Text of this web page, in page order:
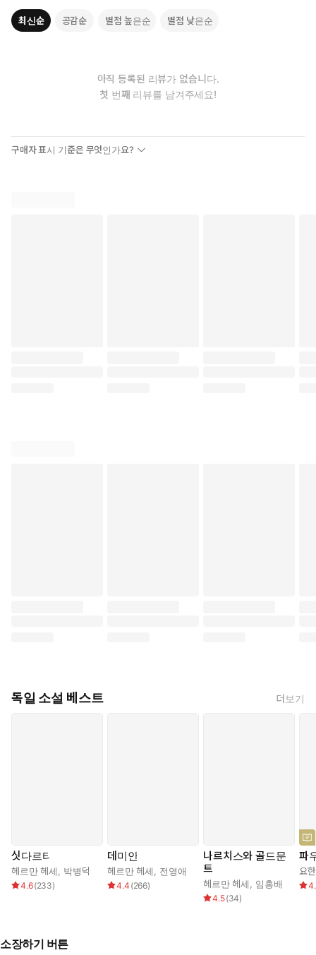
최신순 공감순 별점 높은순 별점 낮은순
아직 등록된 리뷰가 없습니다.
첫 번째 리뷰를 남겨주세요!
구매자 표시 기준은 무엇인가요?
독일 소설 베스트 더보기
싯다르타
헤르만 헤세, 박병덕
4.6(233)
데미안
헤르만 헤세, 전영애
4.4 (266)
나르치스와 골드문
트
헤르만 헤세, 임홍배
4.5(34)
파
요
소장하기 버튼